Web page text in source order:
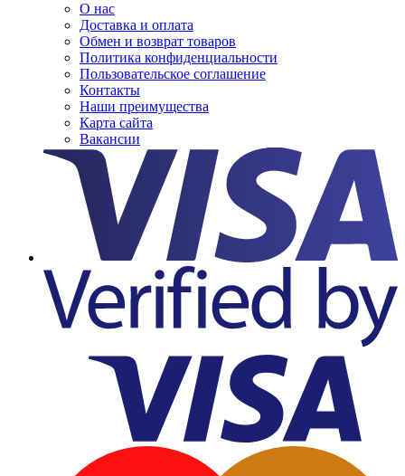
О нас
Доставка и оплата
Обмен и возврат товаров
Политика конфиденциальности
Пользовательское соглашение
Контакты
Наши преимущества
Карта сайта
Вакансии